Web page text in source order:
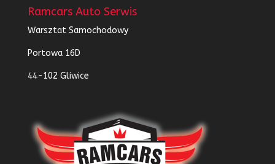
Ramcars Auto Serwis
Warsztat Samochodowy
Portowa 16D
44-102 Gliwice